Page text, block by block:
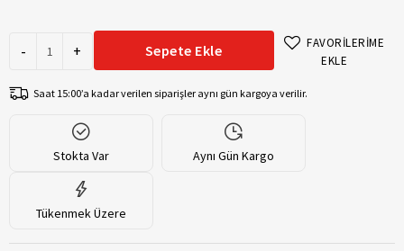
- + Sepete Ekle
FAVORİLERİME
EKLE
Saat 15:00’a kadar verilen siparişler aynı gün kargoya verilir.
Stokta Var Aynı Gün Kargo
Tükenmek Üzere